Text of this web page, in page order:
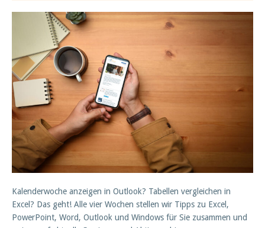
Kalenderwoche anzeigen in Outlook? Tabellen vergleichen in
Excel? Das geht! Alle vier Wochen stellen wir Tipps zu Excel,
PowerPoint, Word, Outlook und Windows für Sie zusammen und